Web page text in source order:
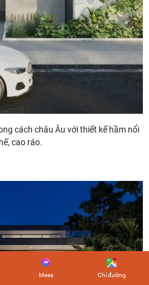
cách châu Âu với thiết kế hầm nổi
cao ráo.
Mess Chỉ đường